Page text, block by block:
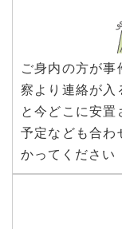
ご身内の方が事
察より連絡が入
と今どこに安置
予定なども合わ
かってください